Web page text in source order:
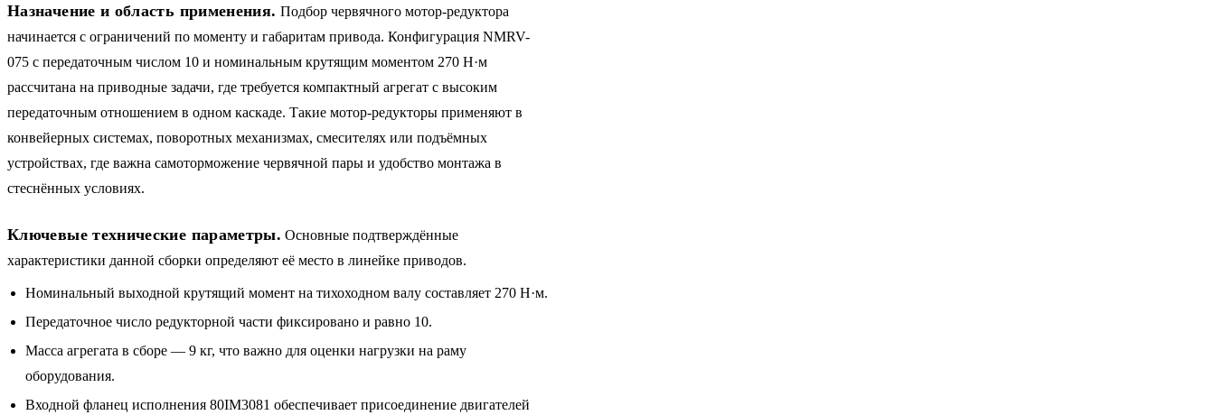
Назначение и область применения. Подбор червячного мотор-редуктора
начинается с ограничений по моменту и габаритам привода. Конфигурация NMRV-
075 с передаточным числом 10 и номинальным крутящим моментом 270 Н·м
рассчитана на приводные задачи, где требуется компактный агрегат с высоким
передаточным отношением в одном каскаде. Такие мотор-редукторы применяют в
конвейерных системах, поворотных механизмах, смесителях или подъёмных
устройствах, где важна самоторможение червячной пары и удобство монтажа в
стеснённых условиях.
Ключевые технические параметры. Основные подтверждённые
характеристики данной сборки определяют её место в линейке приводов.
Номинальный выходной крутящий момент на тихоходном валу составляет 270 Н·м.
Передаточное число редукторной части фиксировано и равно 10.
Масса агрегата в сборе — 9 кг, что важно для оценки нагрузки на раму
оборудования.
Входной фланец исполнения 80IM3081 обеспечивает присоединение двигателей